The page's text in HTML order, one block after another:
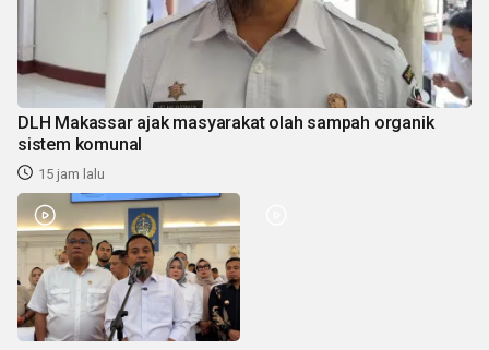
DLH Makassar ajak masyarakat olah sampah organik
sistem komunal
15 jam lalu